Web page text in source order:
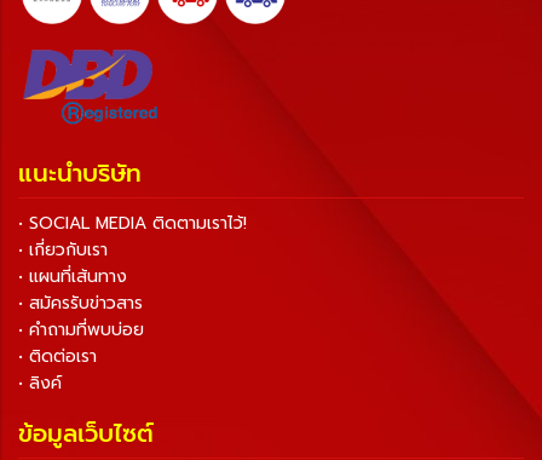
แนะนำบริษัท
• SOCIAL MEDIA ติดตามเราไว้!
• เกี่ยวกับเรา
• แผนที่เส้นทาง
• สมัครรับข่าวสาร
• คำถามที่พบบ่อย
• ติดต่อเรา
• ลิงค์
ข้อมูลเว็บไซต์